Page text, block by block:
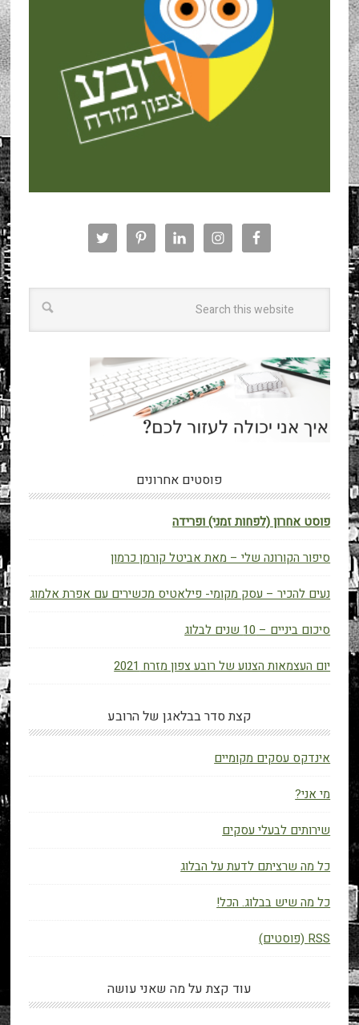
פוסטים אחרונים
פוסט אחרון (לפחות זמני) ופרידה
סיפור הקורונה שלי – מאת אביטל קורמן כרמון
נעים להכיר – עסק מקומי- פילאטיס מכשירים עם אפרת אלמוג
סיכום ביניים – 10 שנים לבלוג
יום העצמאות הצנוע של רובע צפון מזרח 2021
קצת סדר בבלאגן של הרובע
אינדקס עסקים מקומיים
מי אני?
שירותים לבעלי עסקים
כל מה שרציתם לדעת על הבלוג
כל מה שיש בבלוג. הכל!
RSS (פוסטים)
עוד קצת על מה שאני עושה